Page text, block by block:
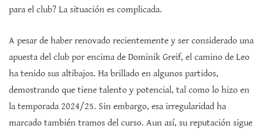
para el club? La situación es complicada.
A pesar de haber renovado recientemente y ser considerado una
apuesta del club por encima de Dominik Greif, el camino de Leo
ha tenido sus altibajos. Ha brillado en algunos partidos,
demostrando que tiene talento y potencial, tal como lo hizo en
la temporada 2024/25. Sin embargo, esa irregularidad ha
marcado también tramos del curso. Aun así, su reputación sigue